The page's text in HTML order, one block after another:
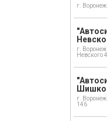
г.
г.
Невского
г.
146